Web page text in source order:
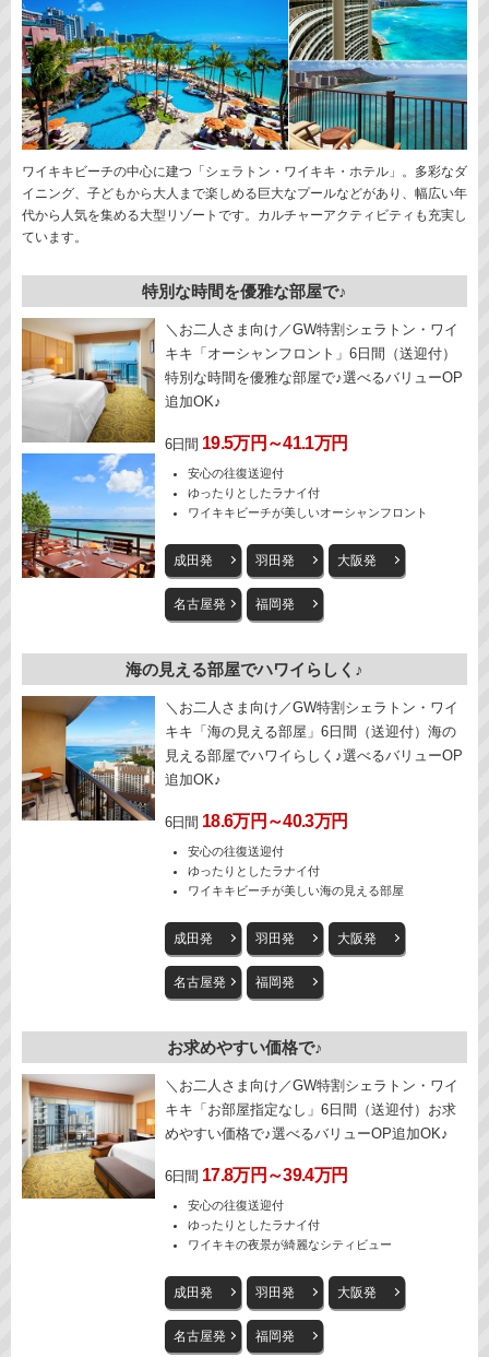
ワイキキビーチの中心に建つ「シェラトン・ワイキキ・ホテル」。多彩なダ
イニング、子どもから大人まで楽しめる巨大なプールなどがあり、幅広い年
代から人気を集める大型リゾートです。カルチャーアクティビティも充実し
ています。
特別な時間を優雅な部屋で♪
＼お二人さま向け／GW特割シェラトン・ワイ
キキ「オーシャンフロント」6日間（送迎付）
特別な時間を優雅な部屋で♪選べるバリューOP
追加OK♪
6日間 19.5万円～41.1万円
安心の往復送迎付
ゆったりとしたラナイ付
ワイキキビーチが美しいオーシャンフロント
成田発 羽田発 大阪発
名古屋発 福岡発
海の見える部屋でハワイらしく♪
＼お二人さま向け／GW特割シェラトン・ワイ
キキ「海の見える部屋」6日間（送迎付）海の
見える部屋でハワイらしく♪選べるバリューOP
追加OK♪
6日間 18.6万円～40.3万円
安心の往復送迎付
ゆったりとしたラナイ付
ワイキキビーチが美しい海の見える部屋
成田発 羽田発 大阪発
名古屋発 福岡発
お求めやすい価格で♪
＼お二人さま向け／GW特割シェラトン・ワイ
キキ「お部屋指定なし」6日間（送迎付）お求
めやすい価格で♪選べるバリューOP追加OK♪
6日間 17.8万円～39.4万円
安心の往復送迎付
ゆったりとしたラナイ付
ワイキキの夜景が綺麗なシティビュー
成田発 羽田発 大阪発
名古屋発 福岡発